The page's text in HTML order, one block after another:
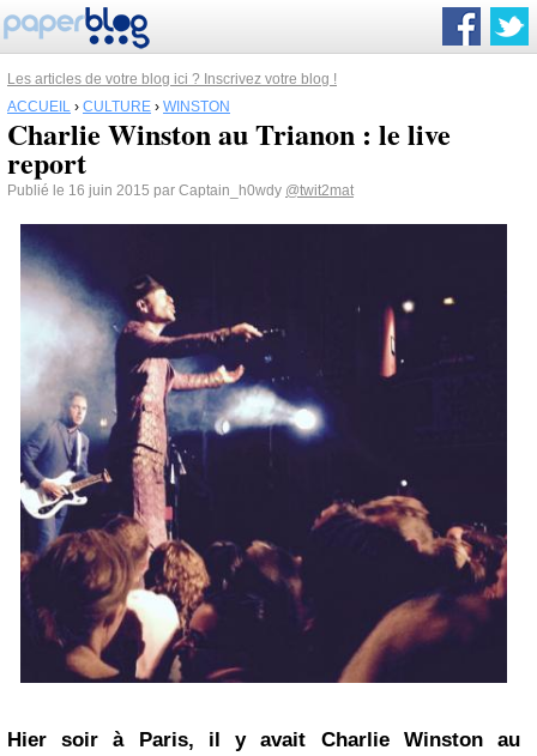
Les articles de votre blog ici ? Inscrivez votre blog !
ACCUEIL › CULTURE › WINSTON
Charlie Winston au Trianon : le live
report
Publié le 16 juin 2015 par Captain_h0wdy @twit2mat
Hier soir à Paris, il y avait Charlie Winstonau